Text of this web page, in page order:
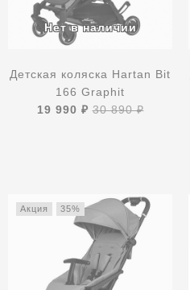
Детская коляска Hartan Bit
166 Graphit
19 990 ₽30 890 ₽
Акция 35%